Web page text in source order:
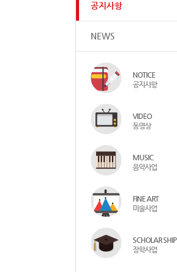
공지사항
NEWS
NOTICE
공지사항
VIDEO
동영상
MUSIC
음악사업
FINE ART
미술사업
SCHOLAR SHIP
장학사업